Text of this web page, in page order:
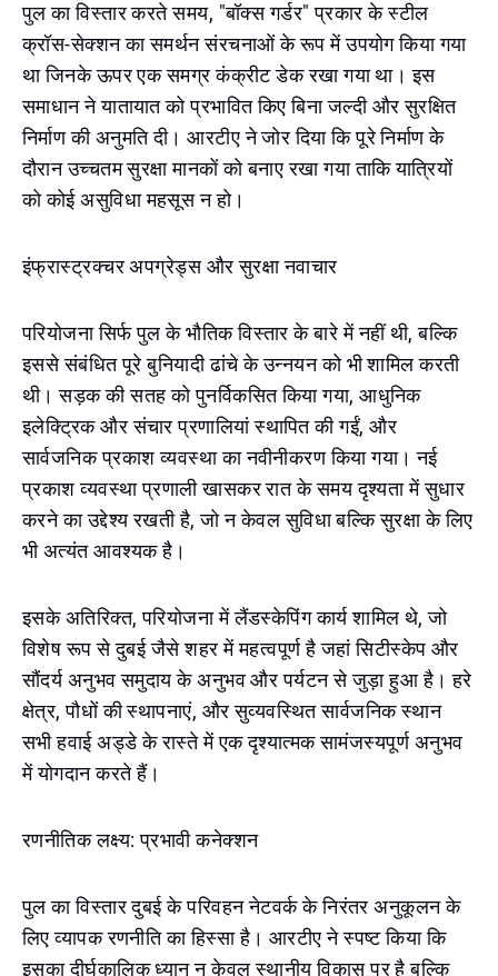
पुल का विस्तार करते समय, "बॉक्स गर्डर" प्रकार के स्टील
क्रॉस-सेक्शन का समर्थन संरचनाओं के रूप में उपयोग किया गया
था जिनके ऊपर एक समग्र कंक्रीट डेक रखा गया था। इस
समाधान ने यातायात को प्रभावित किए बिना जल्दी और सुरक्षित
निर्माण की अनुमति दी। आरटीए ने जोर दिया कि पूरे निर्माण के
दौरान उच्चतम सुरक्षा मानकों को बनाए रखा गया ताकि यात्रियों
को कोई असुविधा महसूस न हो।
इंफ्रास्ट्रक्चर अपग्रेड्स और सुरक्षा नवाचार
परियोजना सिर्फ पुल के भौतिक विस्तार के बारे में नहीं थी, बल्कि
इससे संबंधित पूरे बुनियादी ढांचे के उन्नयन को भी शामिल करती
थी। सड़क की सतह को पुनर्विकसित किया गया, आधुनिक
इलेक्ट्रिक और संचार प्रणालियां स्थापित की गईं, और
सार्वजनिक प्रकाश व्यवस्था का नवीनीकरण किया गया। नई
प्रकाश व्यवस्था प्रणाली खासकर रात के समय दृश्यता में सुधार
करने का उद्देश्य रखती है, जो न केवल सुविधा बल्कि सुरक्षा के लिए
भी अत्यंत आवश्यक है।
इसके अतिरिक्त, परियोजना में लैंडस्केपिंग कार्य शामिल थे, जो
विशेष रूप से दुबई जैसे शहर में महत्वपूर्ण है जहां सिटीस्केप और
सौंदर्य अनुभव समुदाय के अनुभव और पर्यटन से जुड़ा हुआ है। हरे
क्षेत्र, पौधों की स्थापनाएं, और सुव्यवस्थित सार्वजनिक स्थान
सभी हवाई अड्डे के रास्ते में एक दृश्यात्मक सामंजस्यपूर्ण अनुभव
में योगदान करते हैं।
रणनीतिक लक्ष्य: प्रभावी कनेक्शन
पुल का विस्तार दुबई के परिवहन नेटवर्क के निरंतर अनुकूलन के
लिए व्यापक रणनीति का हिस्सा है। आरटीए ने स्पष्ट किया कि
इसका दीर्घकालिक ध्यान न केवल स्थानीय विकास पर है बल्कि